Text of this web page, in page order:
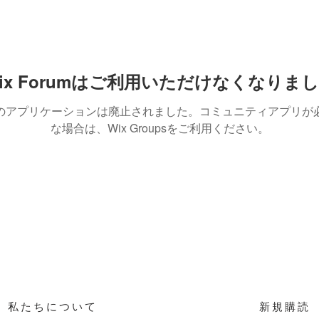
Forumはご利用いただけなくなりま
アプリケーションは廃止されました。コミュニティアプリが
な場合は、Wix Groupsをご利用ください。
私たちについて 新規購読